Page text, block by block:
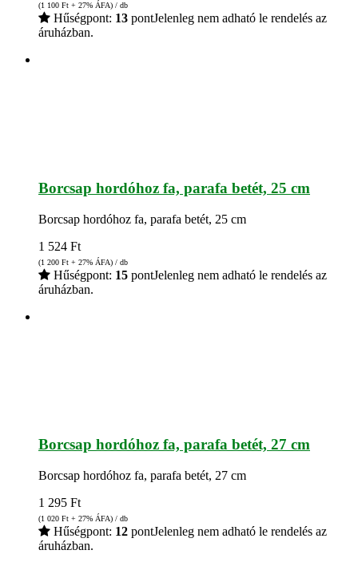
(1 100 Ft + 27% ÁFA) / db
Hűségpont: 13 pontJelenleg nem adható le rendelés az
áruházban.
Borcsap hordóhoz fa, parafa betét, 25 cm
Borcsap hordóhoz fa, parafa betét, 25 cm
1 524 Ft
(1 200 Ft + 27% ÁFA) / db
Hűségpont: 15 pontJelenleg nem adható le rendelés az
áruházban.
Borcsap hordóhoz fa, parafa betét, 27 cm
Borcsap hordóhoz fa, parafa betét, 27 cm
1 295 Ft
(1 020 Ft + 27% ÁFA) / db
Hűségpont: 12 pontJelenleg nem adható le rendelés az
áruházban.